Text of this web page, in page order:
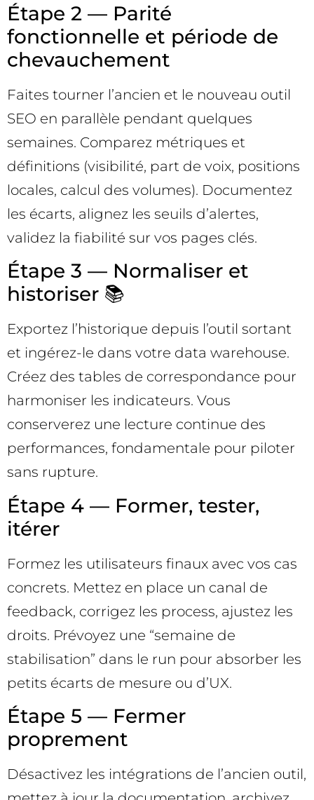
Étape 2 — Parité
fonctionnelle et période de
chevauchement
Faites tourner l’ancien et le nouveau outil
SEO en parallèle pendant quelques
semaines. Comparez métriques et
définitions (visibilité, part de voix, positions
locales, calcul des volumes). Documentez
les écarts, alignez les seuils d’alertes,
validez la fiabilité sur vos pages clés.
Étape 3 — Normaliser et
historiser 📚
Exportez l’historique depuis l’outil sortant
et ingérez-le dans votre data warehouse.
Créez des tables de correspondance pour
harmoniser les indicateurs. Vous
conserverez une lecture continue des
performances, fondamentale pour piloter
sans rupture.
Étape 4 — Former, tester,
itérer
Formez les utilisateurs finaux avec vos cas
concrets. Mettez en place un canal de
feedback, corrigez les process, ajustez les
droits. Prévoyez une “semaine de
stabilisation” dans le run pour absorber les
petits écarts de mesure ou d’UX.
Étape 5 — Fermer
proprement
Désactivez les intégrations de l’ancien outil,